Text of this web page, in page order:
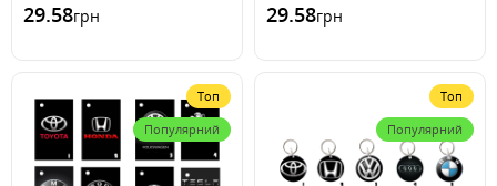
29.58грн 29.58грн
Топ
Популярний
Топ
Популярний